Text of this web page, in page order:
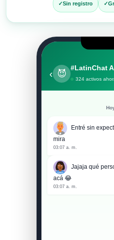
Sin registro
‹ 😈
#LatinChat
324 activos
Entré sin
mira
03:07 a. m.
Jajaja qué
acá 😂
03:07 a. m.